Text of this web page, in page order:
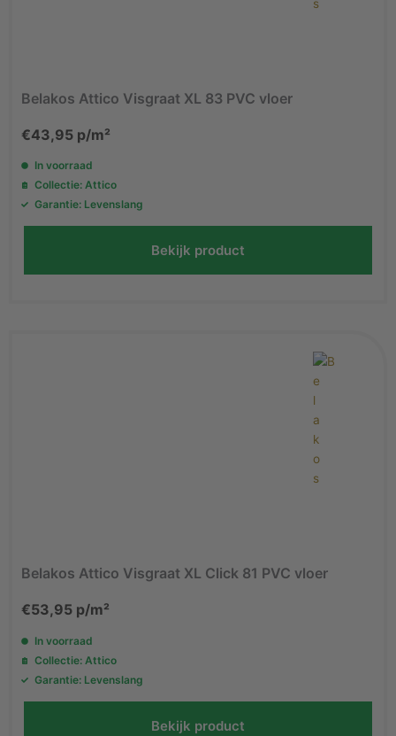
Belakos Attico Visgraat XL 83 PVC vloer
€43,95 p/m²
In voorraad
Collectie: Attico
Garantie: Levenslang
Bekijk product
Belakos Attico Visgraat XL Click 81 PVC vloer
€53,95 p/m²
In voorraad
Collectie: Attico
Garantie: Levenslang
Bekijk product